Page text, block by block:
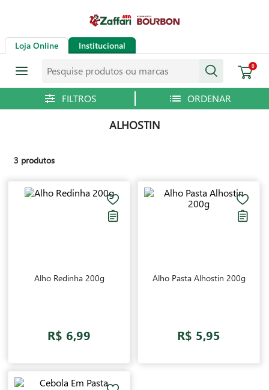
Loja Online Institucional
0
ALHOSTIN
3 produtos
Alho Redinha 200g
R$ 6,99
Alho Pasta Alhostin 200g
R$ 5,95